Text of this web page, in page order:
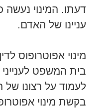
דעתו. המינוי נעשה
עניינו של האדם.
מינוי אפוטרופוס
בית המשפט
לעמוד על רצונו של
בקשת מינוי